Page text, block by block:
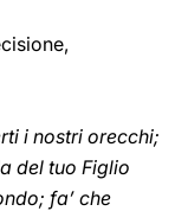
i nostri orecchi;
del tuo Figlio
fa’ che